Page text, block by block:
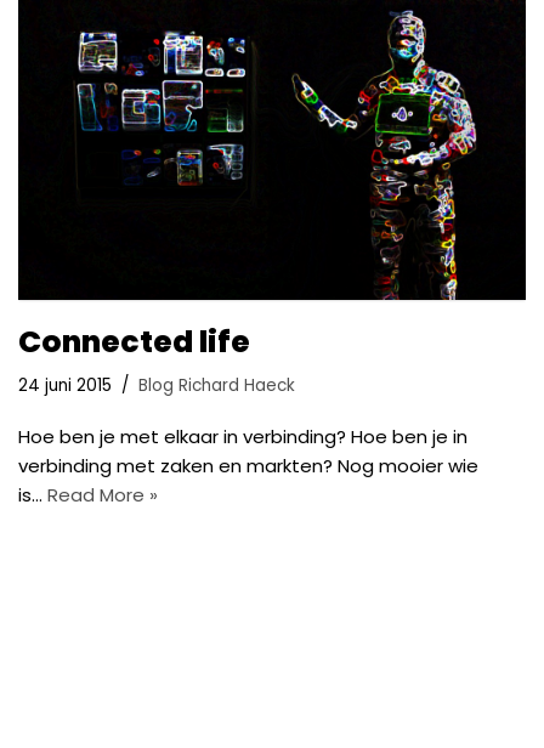
Connected life
24 juni 2015 Blog Richard Haeck
Hoe ben je met elkaar in verbinding? Hoe ben je in
verbinding met zaken en markten? Nog mooier wie
is… Read More »